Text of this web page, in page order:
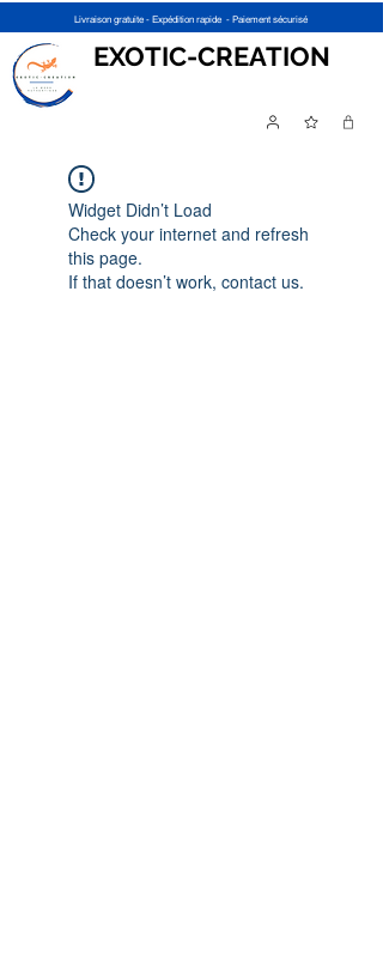
Livraison gratuite - Expédition rapide - Paiement sécurisé
EXOTIC-CREATION
Widget Didn’t Load
Check your internet and refresh
this page.
If that doesn’t work, contact us.